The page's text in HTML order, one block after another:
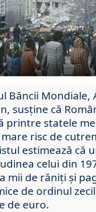
Băncii Mondiale,
susține că
printre statele
risc de
estimează că
celui din
mii de răniţi și
de ordinul
de euro.